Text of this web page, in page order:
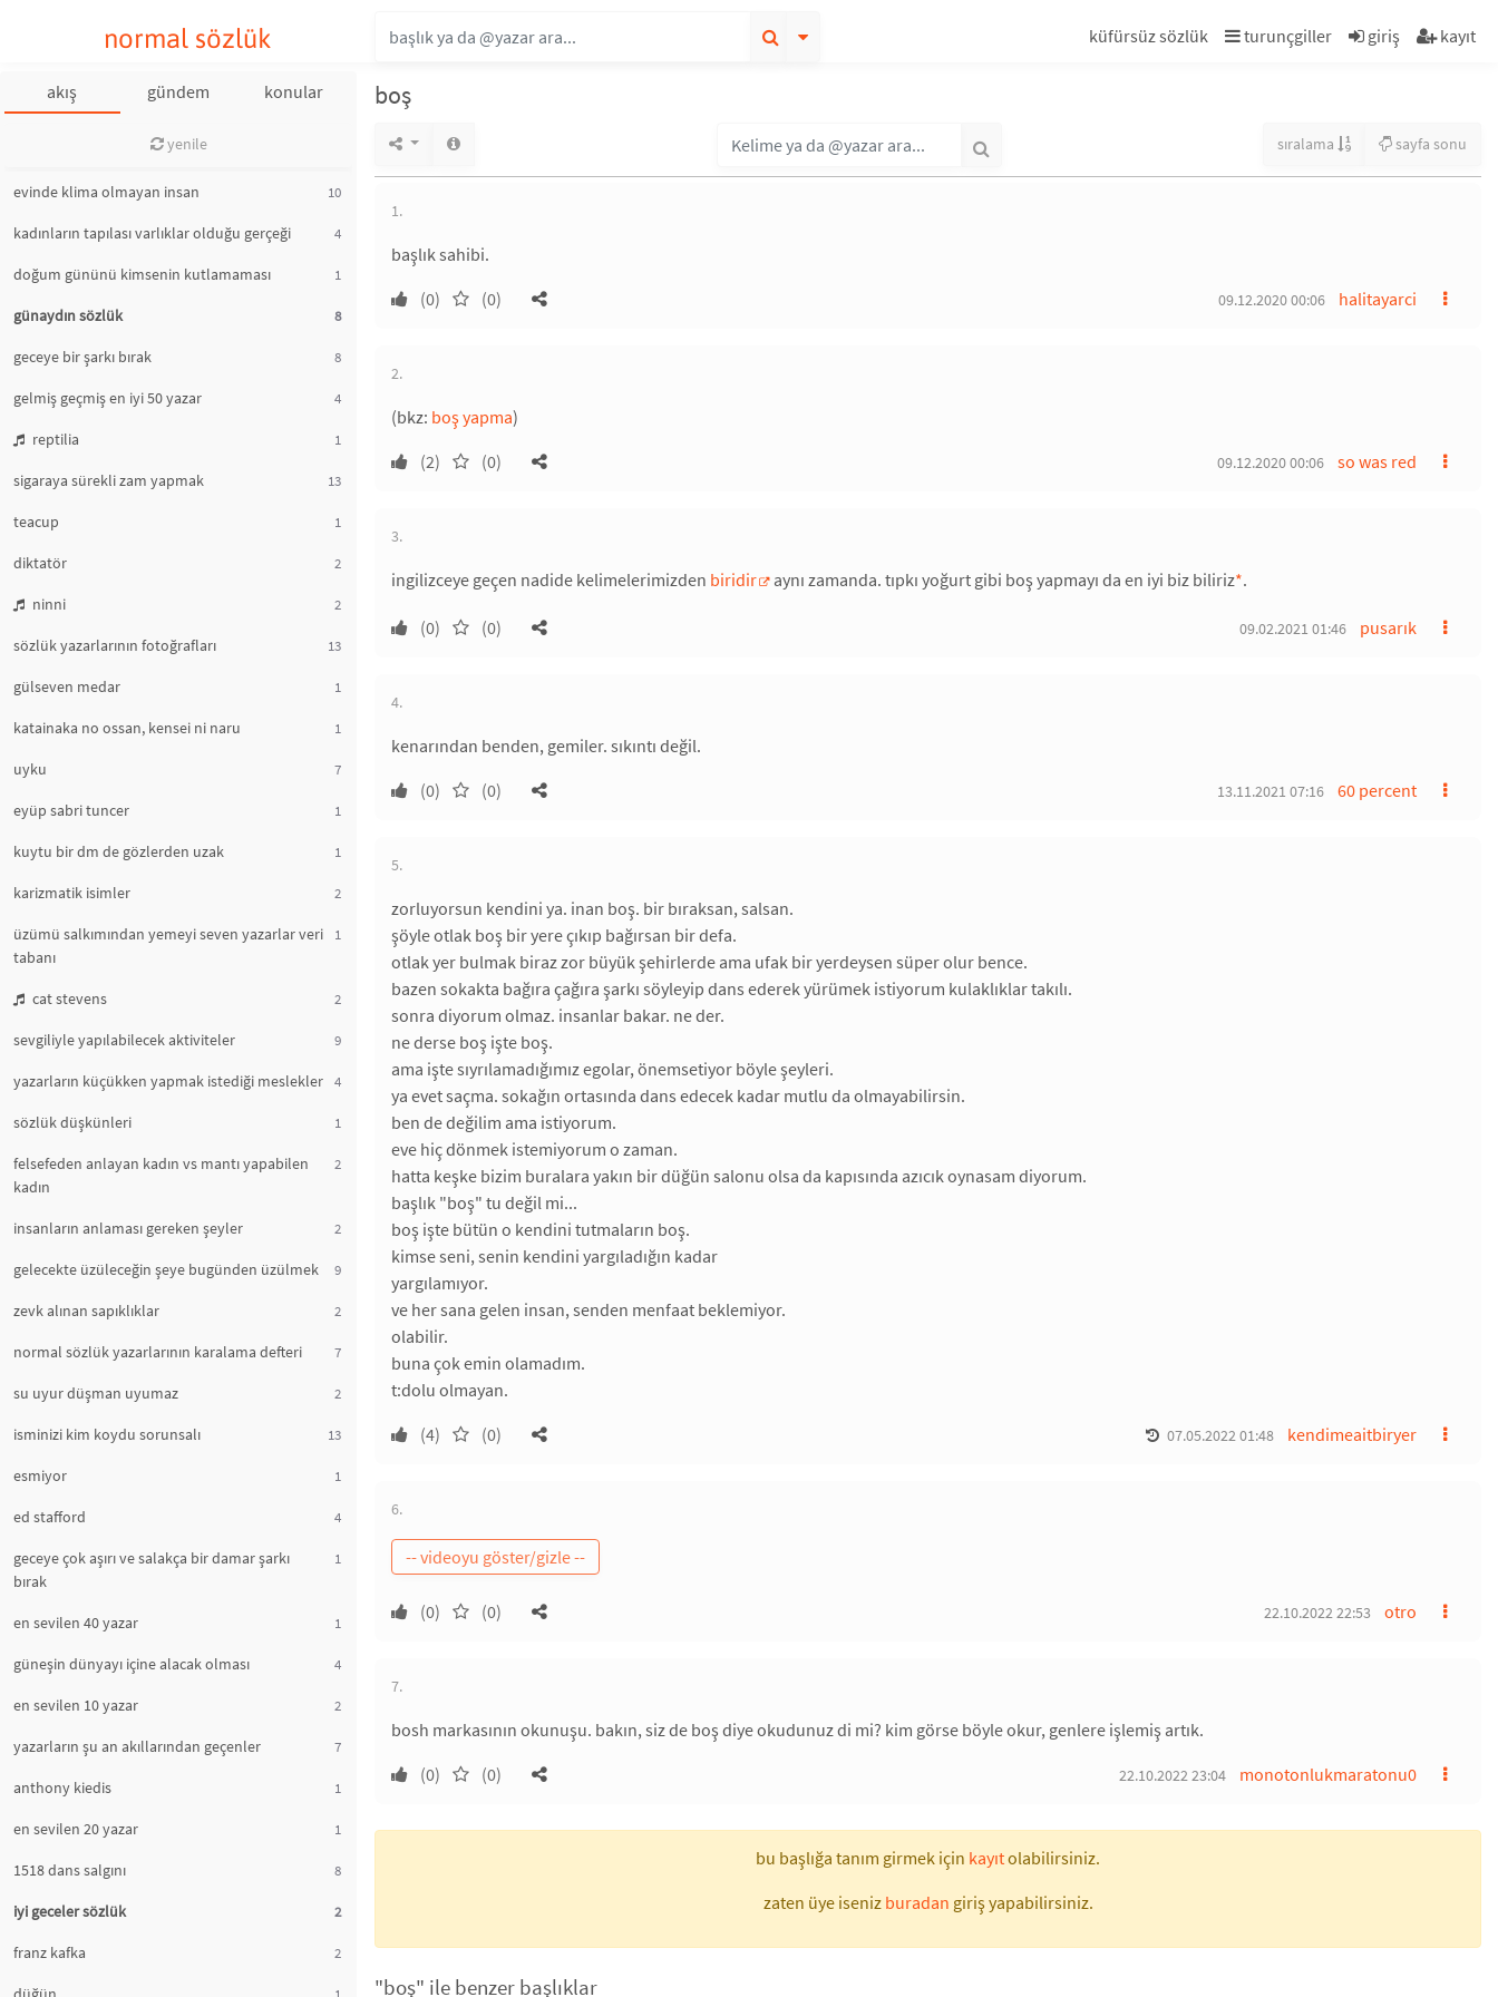
normal sözlük küfürsüz sözlük turunçgiller giriş kayıt
akış gündem konular
yenile
evinde klima olmayan insan 10
kadınların tapılası varlıklar olduğu gerçeği 4
doğum gününü kimsenin kutlamaması 1
günaydın sözlük 8
geceye bir şarkı bırak 8
gelmiş geçmiş en iyi 50 yazar 4
reptilia 1
sigaraya sürekli zam yapmak 13
teacup 1
diktatör 2
ninni 2
sözlük yazarlarının fotoğrafları 13
gülseven medar 1
katainaka no ossan, kensei ni naru 1
uyku 7
eyüp sabri tuncer 1
kuytu bir dm de gözlerden uzak 1
karizmatik isimler 2
üzümü salkımından yemeyi seven yazarlar veri
tabanı
1
cat stevens 2
sevgiliyle yapılabilecek aktiviteler 9
yazarların küçükken yapmak istediği meslekler 4
sözlük düşkünleri 1
felsefeden anlayan kadın vs mantı yapabilen
kadın
2
insanların anlaması gereken şeyler 2
gelecekte üzüleceğin şeye bugünden üzülmek 9
zevk alınan sapıklıklar 2
normal sözlük yazarlarının karalama defteri 7
su uyur düşman uyumaz 2
isminizi kim koydu sorunsalı 13
esmiyor 1
ed stafford 4
geceye çok aşırı ve salakça bir damar şarkı
bırak
1
en sevilen 40 yazar 1
güneşin dünyayı içine alacak olması 4
en sevilen 10 yazar 2
yazarların şu an akıllarından geçenler 7
anthony kiedis 1
en sevilen 20 yazar 1
1518 dans salgını 8
iyi geceler sözlük 2
franz kafka 2
1
boş
sıralama sayfa sonu
1.
başlık sahibi.
(0)
(0) halitayarci
09.12.2020 00:06
2.
(bkz: boş yapma)
(2)
(0) so was red
09.12.2020 00:06
3.
ingilizceye geçen nadide kelimelerimizden biridir aynı zamanda. tıpkı yoğurt gibi boş yapmayı da en iyi biz biliriz*.
(0) (0) pusarık
09.02.2021 01:46
4.
kenarından benden, gemiler. sıkıntı değil.
(0)
(0) 60 percent
13.11.2021 07:16
5.
zorluyorsun kendini ya. inan boş. bir bıraksan, salsan.
şöyle otlak boş bir yere çıkıp bağırsan bir defa.
otlak yer bulmak biraz zor büyük şehirlerde ama ufak bir yerdeysen süper olur bence.
bazen sokakta bağıra çağıra şarkı söyleyip dans ederek yürümek istiyorum kulaklıklar takılı.
sonra diyorum olmaz. insanlar bakar. ne der.
ne derse boş işte boş.
ama işte sıyrılamadığımız egolar, önemsetiyor böyle şeyleri.
ya evet saçma. sokağın ortasında dans edecek kadar mutlu da olmayabilirsin.
ben de değilim ama istiyorum.
eve hiç dönmek istemiyorum o zaman.
hatta keşke bizim buralara yakın bir düğün salonu olsa da kapısında azıcık oynasam diyorum.
başlık "boş" tu değil mi...
boş işte bütün o kendini tutmaların boş.
kimse seni, senin kendini yargıladığın kadar
yargılamıyor.
ve her sana gelen insan, senden menfaat beklemiyor.
olabilir.
buna çok emin olamadım.
t:dolu olmayan.
(4)
(0) kendimeaitbiryer
07.05.2022 01:48
6.
(0) (0) otro
22.10.2022 22:53
7.
bosh markasının okunuşu. bakın, siz de boş diye okudunuz di mi? kim görse böyle okur, genlere işlemiş artık.
(0)
(0) monotonlukmaratonu0
22.10.2022 23:04
bu başlığa tanım girmek için kayıtolabilirsiniz.
zaten üye iseniz buradan giriş yapabilirsiniz.
"boş" ile benzer başlıklar